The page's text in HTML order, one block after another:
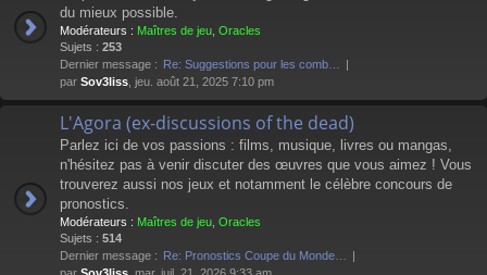
du mieux possible.
Modérateurs : Maîtres de jeu Oracles
Sujets : 253
Dernier message : Re: Suggestions pour les comb…
par Sov3liss , jeu. août 21, 2025 7:10 pm
L'Agora (ex-discussions of the dead)
Parlez ici de vos passions : films, musique, livres ou mangas,
n'hésitez pas à venir discuter des œuvres que vous aimez ! Vous
trouverez aussi nos jeux et notamment le célèbre concours de
pronostics.
Modérateurs : Maîtres de jeu Oracles
Sujets : 514
Dernier message : Re: Pronostics Coupe du Monde…